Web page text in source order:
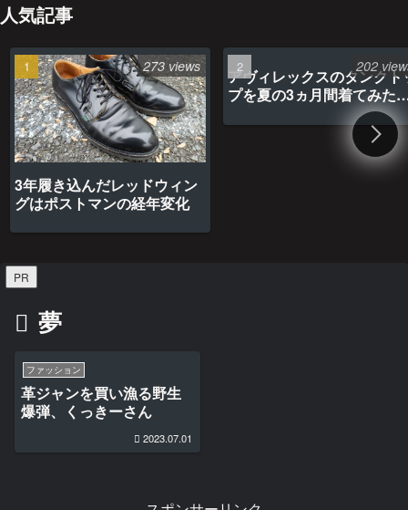
人気記事
3年履き込んだレッドウィン
グはポストマンの経年変化
273 views
アヴィレックスのタンクト
プを夏の3ヵ月間着てみた
202
PR
夢
ファッション
革ジャンを買い漁る野生
爆弾、くっきーさん
2023.07.01